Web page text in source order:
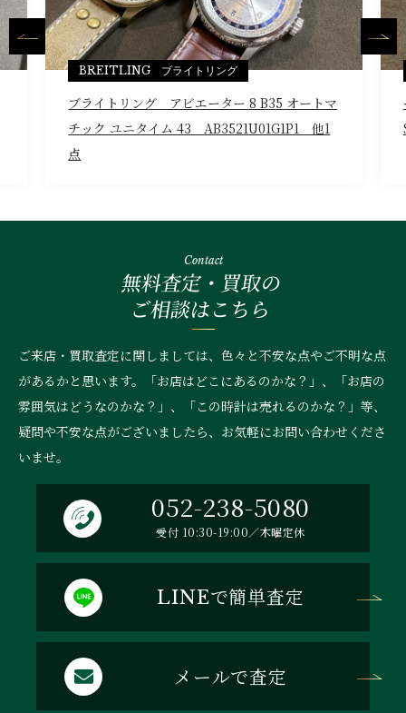
BREITLING ブライトリング
ブライトリング アビエーター 8 B35 オートマ
チック ユニタイム 43 AB3521U01G1P1 他1
点
Contact
無料査定・買取の
ご相談はこちら
ご来店・買取査定に関しましては、色々と不安な点やご不明な点
があるかと思います。「お店はどこにあるのかな？」、
「お店の
雰囲気はどうなのかな？」、「この時計は売れるのかな？」等、
疑問や不安な点がございましたら、お気軽にお問い合わせくださ
いませ。
052-238-5080
受付 10:30-19:00／木曜定休
LINEで簡単査定
メールで査定